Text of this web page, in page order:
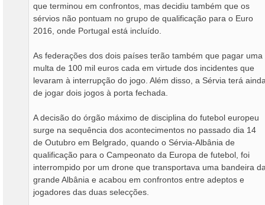
que terminou em confrontos, mas decidiu também que os
sérvios não pontuam no grupo de qualificação para o Euro
2016, onde Portugal está incluído.
As federações dos dois países terão também que pagar uma
multa de 100 mil euros cada em virtude dos incidentes que
levaram à interrupção do jogo. Além disso, a Sérvia terá
de jogar dois jogos à porta fechada.
A decisão do órgão máximo de disciplina do futebol europeu
surge na sequência dos acontecimentos no passado dia 14
de Outubro em Belgrado, quando o Sérvia-Albânia de
qualificação para o Campeonato da Europa de futebol, foi
interrompido por um drone que transportava uma bandeira
grande Albânia e acabou em confrontos entre adeptos e
jogadores das duas selecções.